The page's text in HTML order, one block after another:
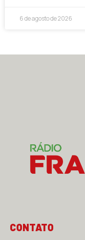
6 de agosto de 2026
CONTATO